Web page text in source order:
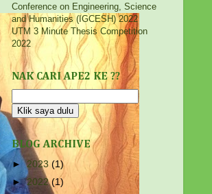
Conference on Engineering, Science
and Humanities (IGCESH) 2022
UTM 3 Minute Thesis Competition
2022
NAK CARI APE2 KE ??
BLOG ARCHIVE
►2023 (1)
►2022(1)